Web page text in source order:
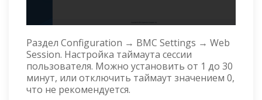
Раздел Configuration → BMC Settings → Web
Session. Настройка таймаута сессии
пользователя. Можно установить от 1 до 30
минут, или отключить таймаут значением 0,
что не рекомендуется.